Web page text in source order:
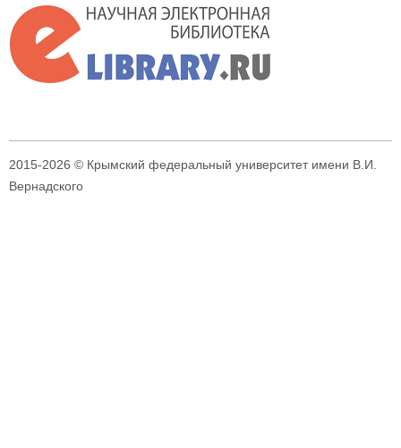
2015-2026 © Крымский федеральный университет имени В.И.
Вернадского